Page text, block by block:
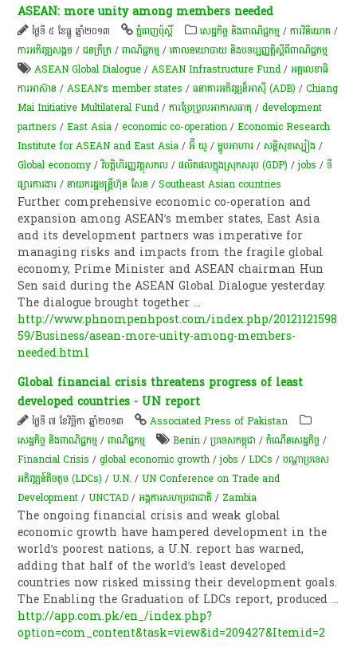
ASEAN: more unity among members needed
ថ្ងៃទី ៥ ខែធ្នូ ឆ្នាំ២០១៣ ភ្នំពេញប៉ុស្តិ៍ សេដ្ឋកិច្ច និងពាណិជ្ជកម្ម /ការវិនិយោគ /
ការ​អភិវឌ្ឍ​សង្គម /ជនក្រីក្រ /ពាណិជ្ជកម្ម /គោលនយោបាយ និងបទប្បញ្ញត្តិស្តីពីពាណិជ្ជកម្ម
ASEAN Global Dialogue /ASEAN Infrastructure Fund /អគ្គលេខាធិ
ការអាស៊ាន /ASEAN’s member states /ធនាគារអភិវឌ្ឍន៏អាស៊ី (ADB) /Chiang
Mai Initiative Multilateral Fund /ការប្រែប្រួលអាកាសធាតុ /development
partners /East Asia / economic co-operation /Economic Research
Institute for ASEAN and East Asia /អ៊ី យូ /ម្ហូបអាហារ /សន្តិសុខ​ស្បៀង /
Global economy /វិបត្តិហិរញ្ញវត្ថុសកល /ផលិតផលក្នុងស្រុកសរុប (GDP) /jobs /ទី
ផ្សារ​ការងារ /នាយករដ្ឋមន្ត្រីហ៊ុន សែន /Southeast Asian countries
Further comprehensive economic co-operation and
expansion among ASEAN’s member states, East Asia
and its development partners was imperative for
managing risks and impacts from the fragile global
economy, Prime Minister and ASEAN chairman Hun
Sen said during the ASEAN Global Dialogue yesterday.
The dialogue brought together...
http://www.phnompenhpost.com/index.php/20121121598
59/Business/asean-more-unity-among-members-
needed.html
Global financial crisis threatens progress of least
developed countries - UN report
ថ្ងៃទី ៧ ខែវិច្ឆិកា ឆ្នាំ២០១៣
Associated Press of Pakistan
សេដ្ឋកិច្ច និងពាណិជ្ជកម្ម /ពាណិជ្ជកម្ម Benin /ប្រទេសកម្ពុជា /កំណើន​សេដ្ឋកិច្ច /
Financial Crisis /global economic growth /jobs /LDCs /បណ្តា​ប្រទេស​
អភិវឌ្ឍន៍​តិច​តួច (LDCs) /U.N. /UN Conference on Trade and
Development /UNCTAD /អង្គការសហប្រជាជាតិ / Zambia
The ongoing financial crisis and weak global
economic growth have hampered development in the
world’s poorest nations, a U.N. report has warned,
adding that half of the world’s least developed
countries now risked missing their development goals.
The Enabling the Graduation of LDCs report, produced...
http://app.com.pk/en_/index.php?
option=com_content&task=view&id=209427&Itemid=2